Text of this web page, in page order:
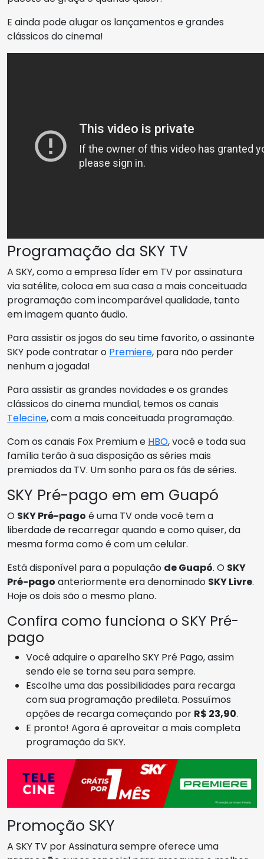
E ainda pode alugar os lançamentos e grandes
clássicos do cinema!
Programação da SKY TV
A SKY, como a empresa líder em TV por assinatura
via satélite, coloca em sua casa a mais conceituada
programação com incomparável qualidade, tanto
em imagem quanto áudio.
Para assistir os jogos do seu time favorito, o assinante
SKY pode contratar o Premiere, para não perder
nenhum a jogada!
Para assistir as grandes novidades e os grandes
clássicos do cinema mundial, temos os canais
Telecine, com a mais conceituada programação.
Com os canais Fox Premium e HBO, você e toda sua
família terão à sua disposição as séries mais
premiados da TV. Um sonho para os fãs de séries.
SKY Pré-pago em em Guapó
O SKY Pré-pago é uma TV onde você tem a
liberdade de recarregar quando e como quiser, da
mesma forma como é com um celular.
Está disponível para a população de Guapó. O SKY
Pré-pago anteriormente era denominado SKY Livre.
Hoje os dois são o mesmo plano.
Confira como funciona o SKY Pré-
pago
Você adquire o aparelho SKY Pré Pago, assim
sendo ele se torna seu para sempre.
Escolhe uma das possibilidades para recarga
com sua programação predileta. Possuímos
opções de recarga começando por R$ 23,90.
E pronto! Agora é aproveitar a mais completa
programação da SKY.
Promoção SKY
A SKY TV por Assinatura sempre oferece uma